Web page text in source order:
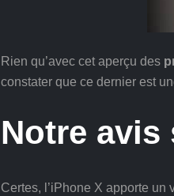
Rien qu’avec cet aperçu des
constater que ce dernier est
Notre avis
Certes, l’iPhone X apporte